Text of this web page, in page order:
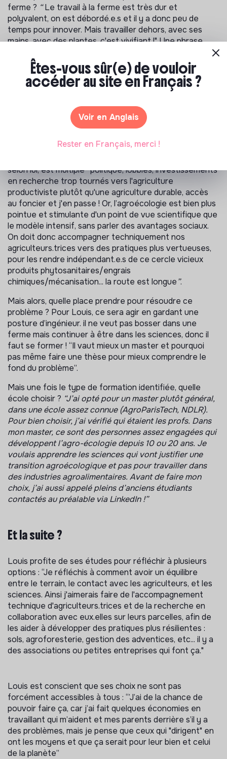
ferme ? “Le travail à la ferme est très dur et
polyvalent, on est débordé.e.s et il y a donc peu de
temps pour innover. Mais travailler dehors, avec ses
mains, avec des plantes, c'est vivifiant !"Une phrase
simple, claire, mais pleine de sens quant à ce que cette
expérience peut apporter !
les enjeux, aller au fond des problèmes pour apporter
selon lui, est multiple“politique, lobbies, investissements
en recherche trop tournés vers l'agriculture
productiviste plutôt qu'une agriculture durable, accès
au foncier et j'en passe ! Or, l’agroécologie est bien plus
pointue et stimulante d'un point de vue scientifique que
le modèle intensif, sans parler des avantages sociaux.
On doit donc accompagner techniquement nos
agriculteurs.trices vers des pratiques plus vertueuses,
pour les rendre indépendant.e.s de ce cercle vicieux
produits phytosanitaires/engrais
chimiques/mécanisation... la route est longue”.
Mais alors, quelle place prendre pour résoudre ce
problème ? Pour Louis, ce sera agir en gardant une
posture d’ingénieur. il ne veut pas bosser dans une
ferme mais continuer à être dans les sciences, donc il
faut se former ! “Il vaut mieux un master et pourquoi
pas même faire une thèse pour mieux comprendre le
fond du problème”.
Mais une fois le type de formation identifiée, quelle
école choisir ? “J’ai opté pour un master plutôt général,
dans une école assez connue (AgroParisTech, NDLR).
Pour bien choisir, j’ai vérifié qui étaient les profs. Dans
mon master, ce sont des personnes assez engagées qui
développent l’agro-écologie depuis 10 ou 20 ans. Je
voulais apprendre les sciences qui vont justifier une
transition agroécologique et pas pour travailler dans
des industries agroalimentaires. Avant de faire mon
choix, j’ai aussi appelé pleins d’anciens étudiants
contactés au préalable via LinkedIn !”
Et la suite ?
Louis profite de ses études pour réfléchir à plusieurs
options : “Je réfléchis à comment avoir un équilibre
entre le terrain, le contact avec les agriculteurs, et les
sciences. Ainsi j'aimerais faire de l'accompagnement
technique d'agriculteurs.trices et de la recherche en
collaboration avec eux.elles sur leurs parcelles, afin de
les aider à développer des pratiques plus résilientes :
sols, agroforesterie, gestion des adventices, etc... il y a
des associations ou petites entreprises qui font ça."
Louis est conscient que ses choix ne sont pas
forcément accessibles à tous : “’J’ai de la chance de
pouvoir faire ça, car j’ai fait quelques économies en
travaillant qui m’aident et mes parents derrière s’il y a
des problèmes, mais je pense que ceux qui "dirigent" en
ont les moyens et que ça serait pour leur bien et celui
de la planète”
Êtes-vous sûr(e) de vouloir
accéder au site en Français ?
Voir en Anglais
Rester en Français, merci !